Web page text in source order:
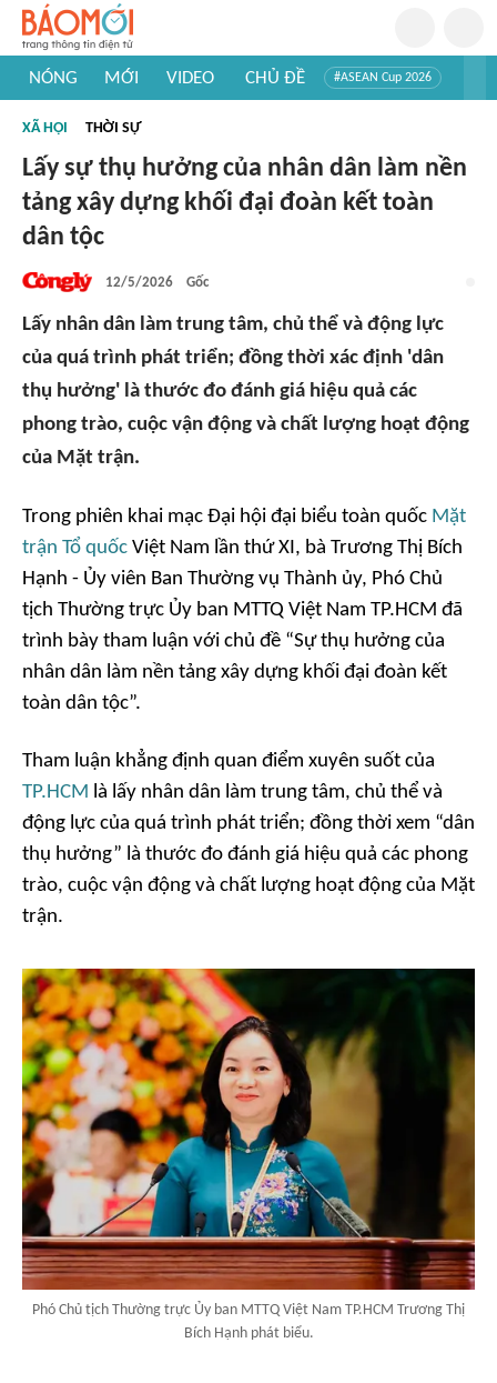
NÓNG MỚI VIDEO CHỦ ĐỀ #ASEAN Cup 2026
#Khám phá thế giới
XÃ HỘI THỜI SỰ
Lấy sự thụ hưởng của nhân dân làm nền
tảng xây dựng khối đại đoàn kết toàn
dân tộc
12/5/2026 Gốc
Lấy nhân dân làm trung tâm, chủ thể và động lực
của quá trình phát triển; đồng thời xác định 'dân
thụ hưởng' là thước đo đánh giá hiệu quả các
phong trào, cuộc vận động và chất lượng hoạt động
của Mặt trận.
Trong phiên khai mạc Đại hội đại biểu toàn quốc Mặt
trận Tổ quốc Việt Nam lần thứ XI, bà Trương Thị Bích
Hạnh - Ủy viên Ban Thường vụ Thành ủy, Phó Chủ
tịch Thường trực Ủy ban MTTQ Việt Nam TP.HCM đã
trình bày tham luận với chủ đề “Sự thụ hưởng của
nhân dân làm nền tảng xây dựng khối đại đoàn kết
toàn dân tộc”.
Tham luận khẳng định quan điểm xuyên suốt của
TP.HCM là lấy nhân dân làm trung tâm, chủ thể và
động lực của quá trình phát triển; đồng thời xem “dân
thụ hưởng” là thước đo đánh giá hiệu quả các phong
trào, cuộc vận động và chất lượng hoạt động của Mặt
trận.
Phó Chủ tịch Thường trực Ủy ban MTTQ Việt Nam TP.HCM Trương Thị
Bích Hạnh phát biểu.